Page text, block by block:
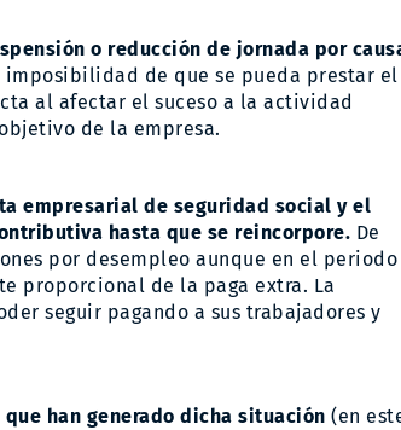
o reducción de jornada por
imposibilidad de que se pueda prestar el
al afectar el suceso a la actividad
de la empresa.
empresarial de seguridad social y el
hasta que se reincorpore. De
por desempleo aunque en el periodo
proporcional de la paga extra. La
seguir pagando a sus trabajadores y
han generado dicha situación (en